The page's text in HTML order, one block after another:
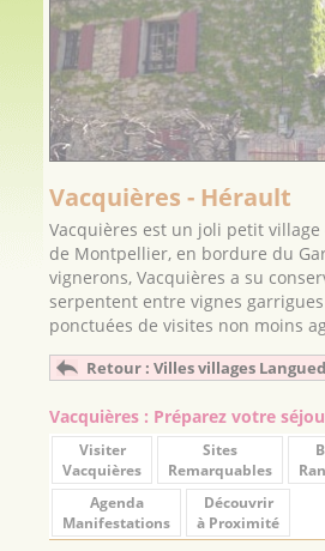
Vacquières - Hérault
Vacquières est un joli petit
de Montpellier, en bordure du
vignerons, Vacquières a su
serpentent entre vignes
ponctuées de visites non moins
Retour : Villes villages
Vacquières : Préparez votre
Visiter
Vacquières
Sites
Remarquables
Agenda
Manifestations
Découvrir
à Proximité